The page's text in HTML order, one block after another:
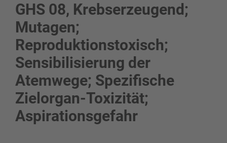
GHS 08, Krebserzeugend;
Mutagen;
Reproduktionstoxisch;
Sensibilisierung der
Atemwege; Spezifische
Zielorgan-Toxizität;
Aspirationsgefahr